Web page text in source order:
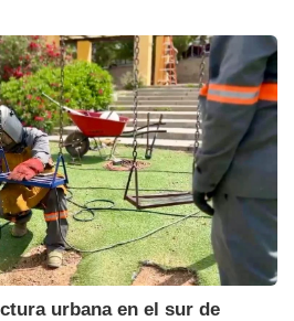
urbana en el sur de